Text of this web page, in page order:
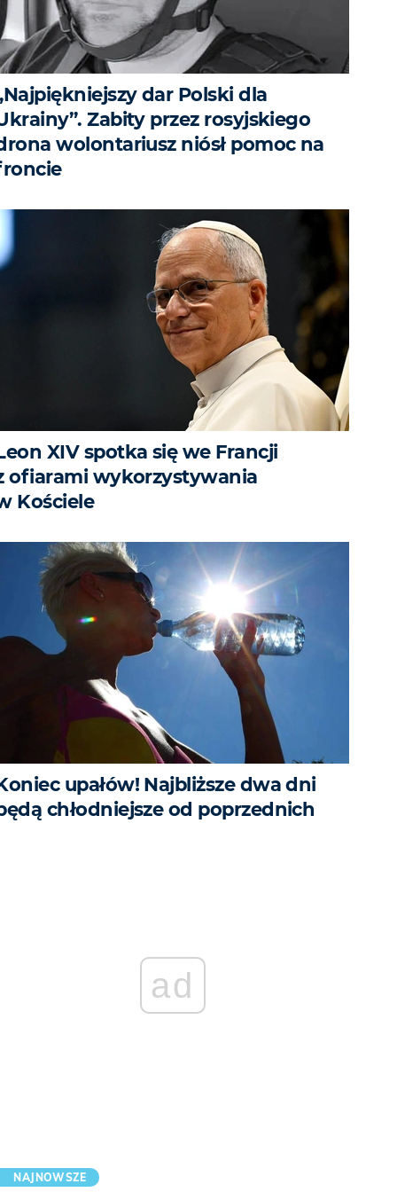
dar Polski dla
Zabity przez rosyjskiego
wolontariusz niósł pomoc na
XIV spotka się we Francji
ofiarami wykorzystywania
Kościele
upałów! Najbliższe dwa dni
chłodniejsze od poprzednich
ad
NAJNOWSZE